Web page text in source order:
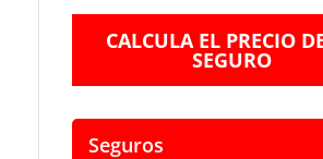
CALCULA EL PRECIO
SEGURO
Seguros